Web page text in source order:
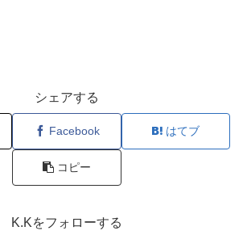
シェアする
Facebook はてブ
コピー
K.Kをフォローする